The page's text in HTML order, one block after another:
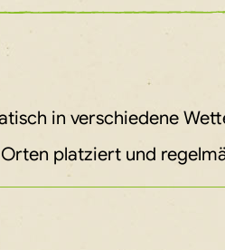
in verschiedene
platziert und